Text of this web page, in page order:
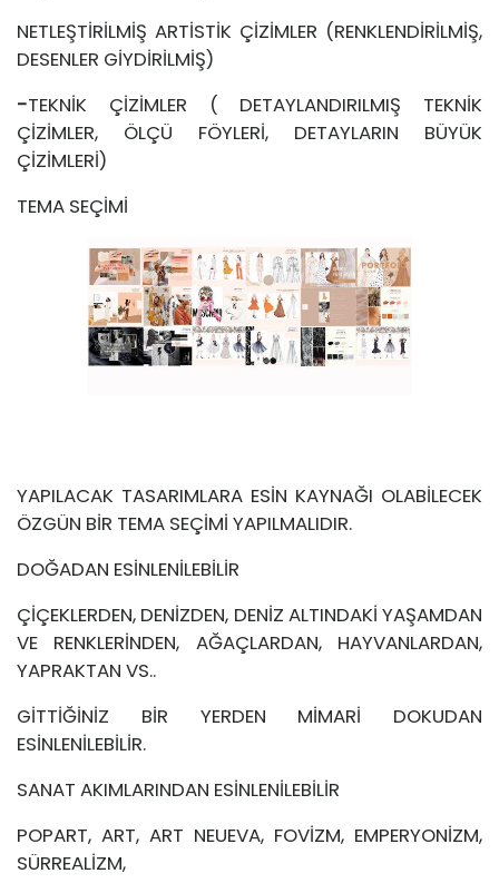
NETLEŞTİRİLMİŞ ARTİSTİK ÇİZİMLER (RENKLENDİRİLMİŞ,
DESENLER GİYDİRİLMİŞ)
-TEKNİK ÇİZİMLER ( DETAYLANDIRILMIŞ TEKNİK
ÇİZİMLER, ÖLÇÜ FÖYLERİ, DETAYLARIN BÜYÜK
ÇİZİMLERİ)
TEMA SEÇİMİ
YAPILACAK TASARIMLARA ESİN KAYNAĞI OLABİLECEK
ÖZGÜN BİR TEMA SEÇİMİ YAPILMALIDIR.
DOĞADAN ESİNLENİLEBİLİR
ÇİÇEKLERDEN, DENİZDEN, DENİZ ALTINDAKİ YAŞAMDAN
VE RENKLERİNDEN, AĞAÇLARDAN, HAYVANLARDAN,
YAPRAKTAN VS..
GİTTİĞİNİZ BİR YERDEN MİMARİ DOKUDAN
ESİNLENİLEBİLİR.
SANAT AKIMLARINDAN ESİNLENİLEBİLİR
POPART, ART, ART NEUEVA, FOVİZM, EMPERYONİZM,
SÜRREALİZM,